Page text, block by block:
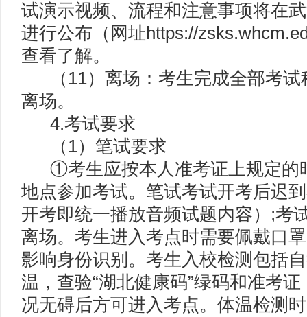
试演示视频、流程和注意事项将在
进行公布（网址https://
查看了解。
（11）离场：考生完成全部考试
离场。
4.考试要求
（1）笔试要求
①考生应按本人准考证上规定的
地点参加考试。笔试考试开考后迟
开考即统一播放音频试题内容）;考
离场。考生进入考点时需要佩戴口
影响身份识别。考生入校检测包括
温，查验“湖北健康码”绿码和准考
况无碍后方可进入考点。体温检测